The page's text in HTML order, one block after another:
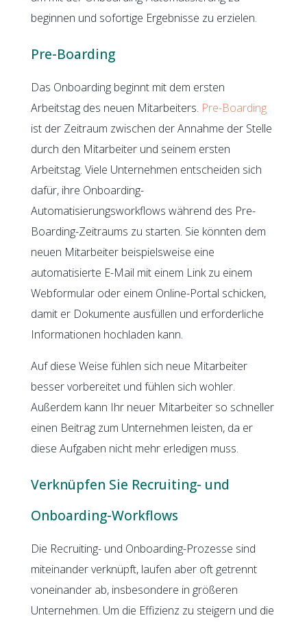
beginnen und sofortige Ergebnisse zu erzielen.
Pre-Boarding
Das Onboarding beginnt mit dem ersten
Arbeitstag des neuen Mitarbeiters. Pre-Boarding
ist der Zeitraum zwischen der Annahme der Stelle
durch den Mitarbeiter und seinem ersten
Arbeitstag. Viele Unternehmen entscheiden sich
dafür, ihre Onboarding-
Automatisierungsworkflows während des Pre-
Boarding-Zeitraums zu starten. Sie könnten dem
neuen Mitarbeiter beispielsweise eine
automatisierte E-Mail mit einem Link zu einem
Webformular oder einem Online-Portal schicken,
damit er Dokumente ausfüllen und erforderliche
Informationen hochladen kann.
Auf diese Weise fühlen sich neue Mitarbeiter
besser vorbereitet und fühlen sich wohler.
Außerdem kann Ihr neuer Mitarbeiter so schneller
einen Beitrag zum Unternehmen leisten, da er
diese Aufgaben nicht mehr erledigen muss.
Verknüpfen Sie Recruiting- und
Onboarding-Workflows
Die Recruiting- und Onboarding-Prozesse sind
miteinander verknüpft, laufen aber oft getrennt
voneinander ab, insbesondere in größeren
Unternehmen. Um die Effizienz zu steigern und die